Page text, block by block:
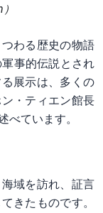
わる歴史の物語
事的伝説とされ
展示は、多くの
・ティエン館長
べています。
域を訪れ、証言
きたものです。